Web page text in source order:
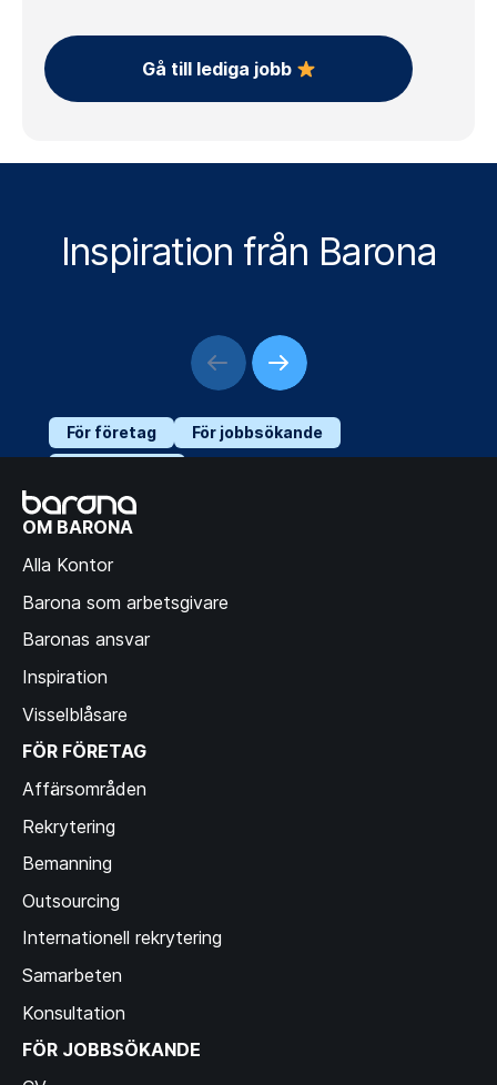
Gå till lediga jobb
Inspiration från Barona
För företag
För jobbsökande
Nearshore kundservice
och IT service desk från
Spanien –
Baronas service
centers på Costa del
Sol
OM BARONA
Alla Kontor
Barona som arbetsgivare
Baronas ansvar
Inspiration
Visselblåsare
FÖR FÖRETAG
Affärsområden
Rekrytering
Bemanning
Outsourcing
Internationell rekrytering
Samarbeten
Konsultation
FÖR JOBBSÖKANDE